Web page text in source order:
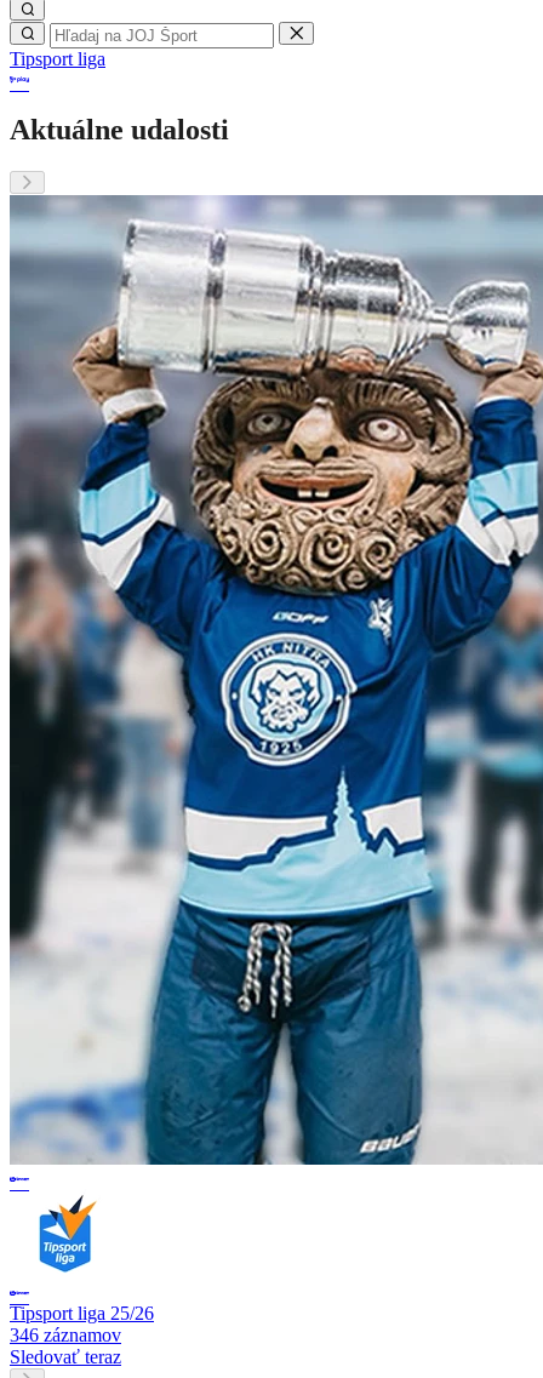
Tipsport liga
Aktuálne udalosti
Tipsport liga 25/26
346 záznamov
Sledovať teraz